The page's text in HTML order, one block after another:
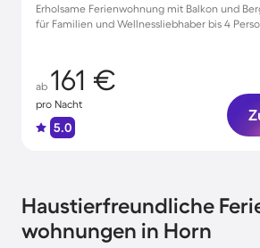
Erholsame Ferienwohnung mit Balkon und
für Familien und Wellnessliebhaber bis 4
ab 161 €
pro Nacht
5.0
Haustierfreundliche
wohnungen in Horn